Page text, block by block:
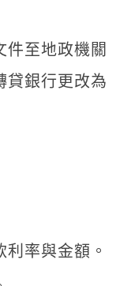
件至地政機關
貸銀行更改為
率與金額。